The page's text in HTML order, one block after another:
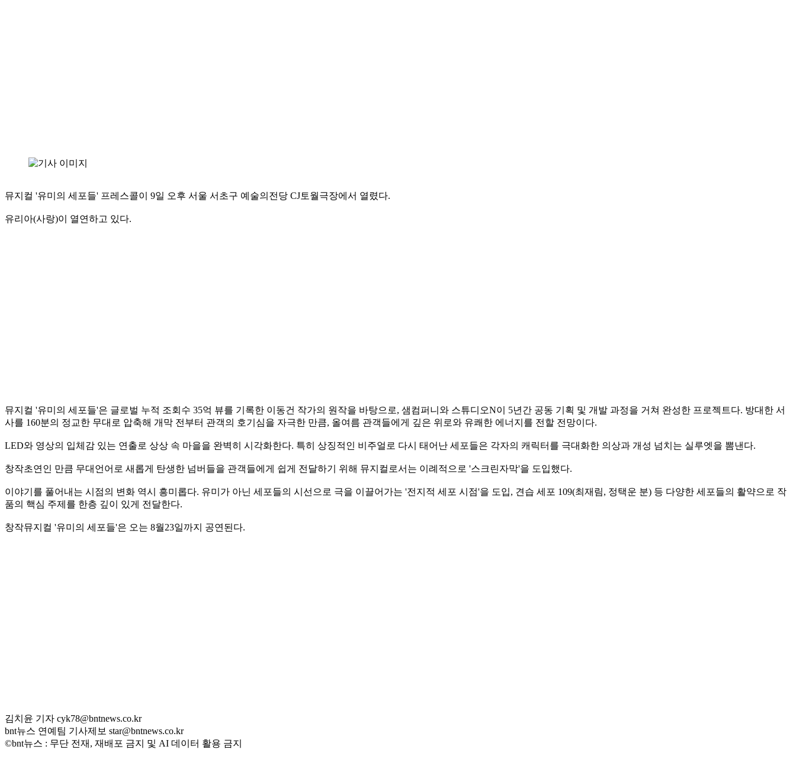
뮤지컬 '유미의 세포들' 프레스콜이 9일 오후 서울 서초구 예술의전당 CJ토월극장에서 열렸다.
유리아(사랑)이 열연하고 있다.
뮤지컬 '유미의 세포들'은 글로벌 누적 조회수 35억 뷰를 기록한 이동건 작가의 원작을 바탕으로, 샘컴퍼니와 스튜디오N이 5년간 공동 기획 및 개발 과정을 거쳐 완성한 프로젝트다. 방대한 서
사를 160분의 정교한 무대로 압축해 개막 전부터 관객의 호기심을 자극한 만큼, 올여름 관객들에게 깊은 위로와 유쾌한 에너지를 전할 전망이다.
LED와 영상의 입체감 있는 연출로 상상 속 마을을 완벽히 시각화한다. 특히 상징적인 비주얼로 다시 태어난 세포들은 각자의 캐릭터를 극대화한 의상과 개성 넘치는 실루엣을 뽐낸다.
창작초연인 만큼 무대언어로 새롭게 탄생한 넘버들을 관객들에게 쉽게 전달하기 위해 뮤지컬로서는 이례적으로 '스크린자막'을 도입했다.
이야기를 풀어내는 시점의 변화 역시 흥미롭다. 유미가 아닌 세포들의 시선으로 극을 이끌어가는 '전지적 세포 시점'을 도입, 견습 세포 109(최재림, 정택운 분) 등 다양한 세포들의 활약으로 작
품의 핵심 주제를 한층 깊이 있게 전달한다.
창작뮤지컬 '유미의 세포들'은 오는 8월23일까지 공연된다.
김치윤 기자 cyk78@bntnews.co.kr
bnt뉴스 연예팀 기사제보 star@bntnews.co.kr
©bnt뉴스 : 무단 전재, 재배포 금지 및 AI 데이터 활용 금지